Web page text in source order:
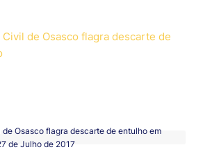
de Osasco flagra descarte de
Osasco flagra descarte de entulho em
de Julho de 2017